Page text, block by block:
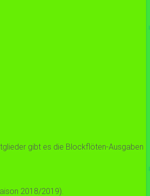
gibt es die Blockflöten-Ausgaben
2018/2019).